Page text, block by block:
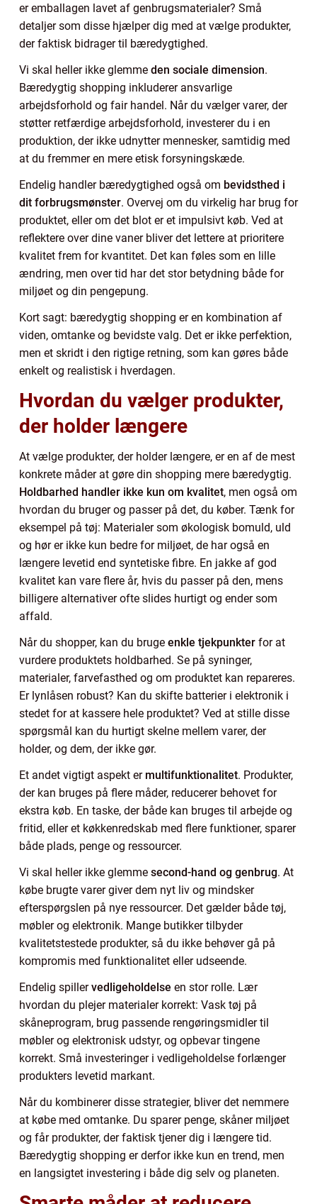
er emballagen lavet af genbrugsmaterialer? Små
detaljer som disse hjælper dig med at vælge produkter,
der faktisk bidrager til bæredygtighed.
Vi skal heller ikke glemme den sociale dimension.
Bæredygtig shopping inkluderer ansvarlige
arbejdsforhold og fair handel. Når du vælger varer, der
støtter retfærdige arbejdsforhold, investerer du i en
produktion, der ikke udnytter mennesker, samtidig med
at du fremmer en mere etisk forsyningskæde.
Endelig handler bæredygtighed også om bevidsthed i
dit forbrugsmønster. Overvej om du virkelig har brug for
produktet, eller om det blot er et impulsivt køb. Ved at
reflektere over dine vaner bliver det lettere at prioritere
kvalitet frem for kvantitet. Det kan føles som en lille
ændring, men over tid har det stor betydning både for
miljøet og din pengepung.
Kort sagt: bæredygtig shopping er en kombination af
viden, omtanke og bevidste valg. Det er ikke perfektion,
men et skridt i den rigtige retning, som kan gøres både
enkelt og realistisk i hverdagen.
Hvordan du vælger produkter,
der holder længere
At vælge produkter, der holder længere, er en af de mest
konkrete måder at gøre din shopping mere bæredygtig.
Holdbarhed handler ikke kun om kvalitet, men også om
hvordan du bruger og passer på det, du køber. Tænk for
eksempel på tøj: Materialer som økologisk bomuld, uld
og hør er ikke kun bedre for miljøet, de har også en
længere levetid end syntetiske fibre. En jakke af god
kvalitet kan vare flere år, hvis du passer på den, mens
billigere alternativer ofte slides hurtigt og ender som
affald.
Når du shopper, kan du bruge enkle tjekpunkter for at
vurdere produktets holdbarhed. Se på syninger,
materialer, farvefasthed og om produktet kan repareres.
Er lynlåsen robust? Kan du skifte batterier i elektronik i
stedet for at kassere hele produktet? Ved at stille disse
spørgsmål kan du hurtigt skelne mellem varer, der
holder, og dem, der ikke gør.
Et andet vigtigt aspekt er multifunktionalitet. Produkter,
der kan bruges på flere måder, reducerer behovet for
ekstra køb. En taske, der både kan bruges til arbejde og
fritid, eller et køkkenredskab med flere funktioner, sparer
både plads, penge og ressourcer.
Vi skal heller ikke glemme second-hand og genbrug. At
købe brugte varer giver dem nyt liv og mindsker
efterspørgslen på nye ressourcer. Det gælder både tøj,
møbler og elektronik. Mange butikker tilbyder
kvalitetstestede produkter, så du ikke behøver gå på
kompromis med funktionalitet eller udseende.
Endelig spillervedligeholdelse en stor rolle. Lær
hvordan du plejer materialer korrekt: Vask tøj på
skåneprogram, brug passende rengøringsmidler til
møbler og elektronisk udstyr, og opbevar tingene
korrekt. Små investeringer i vedligeholdelse forlænger
produkters levetid markant.
Når du kombinerer disse strategier, bliver det nemmere
at købe med omtanke. Du sparer penge, skåner miljøet
og får produkter, der faktisk tjener dig i længere tid.
Bæredygtig shopping er derfor ikke kun en trend, men
en langsigtet investering i både dig selv og planeten.